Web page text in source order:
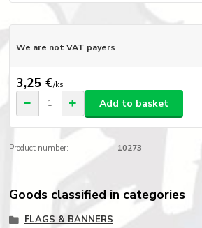
We are not VAT payers
3,25 €/ks
Add to basket
Product number: 10273
Goods classified in categories
FLAGS & BANNERS